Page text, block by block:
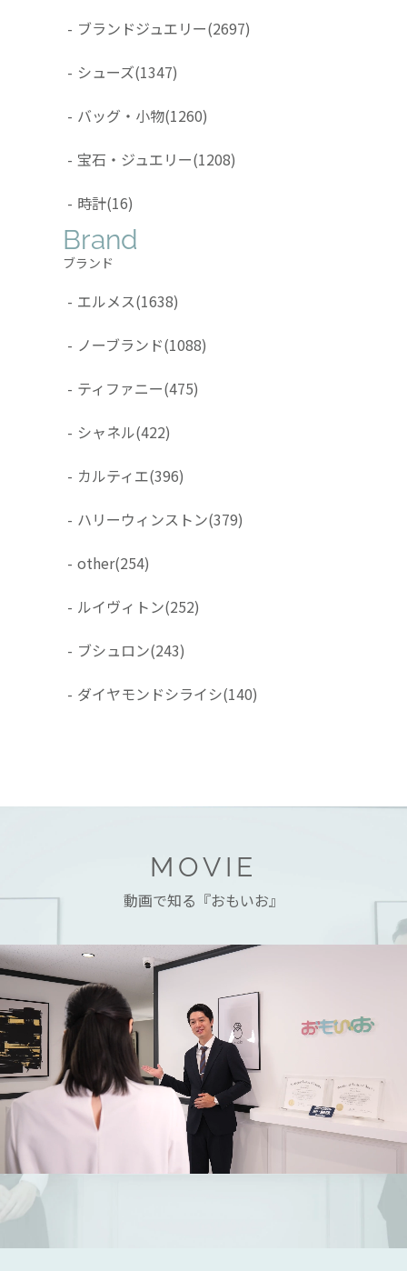
- ブランドジュエリー(2697)
- シューズ(1347)
- バッグ・小物(1260)
- 宝石・ジュエリー(1208)
- 時計(16)
Brand
ブランド
- エルメス(1638)
- ノーブランド(1088)
- ティファニー(475)
- シャネル(422)
- カルティエ(396)
- ハリーウィンストン(379)
- other(254)
- ルイヴィトン(252)
- ブシュロン(243)
- ダイヤモンドシライシ(140)
MOVIE
動画で知る『おもいお』